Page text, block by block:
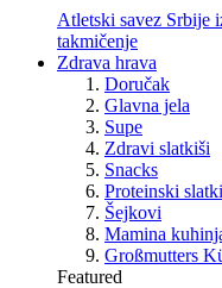
Atletski savez Srbije
takmičenje
Zdrava hrava
Doručak
Glavna jela
Supe
Zdravi slatkiši
Snacks
Proteinski
Šejkovi
Mamina
Großmutters
Featured